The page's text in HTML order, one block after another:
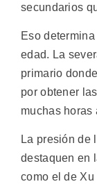
secundarios
Eso
edad. La
primario
por obtener
muchas horas
La presión de
destaquen en
como el de